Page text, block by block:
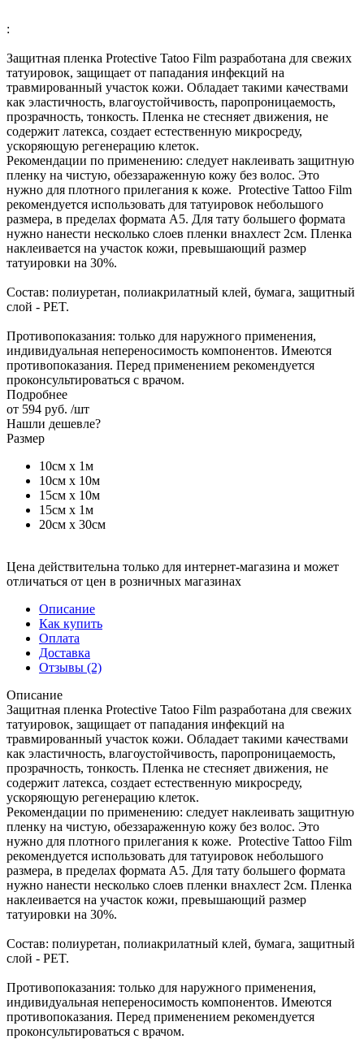
:
Защитная пленка Protective Tatoo Film разработана для свежих
татуировок, защищает от пападания инфекций на
травмированный участок кожи. Обладает такими качествами
как эластичность, влагоустойчивость, паропроницаемость,
прозрачность, тонкость. Пленка не стесняет движения, не
содержит латекса, создает естественную микросреду,
ускоряющую регенерацию клеток.
Рекомендации по применению: следует наклеивать защитную
пленку на чистую, обеззараженную кожу без волос. Это
нужно для плотного прилегания к коже. Protective Tattoo Film
рекомендуется использовать для татуировок небольшого
размера, в пределах формата А5. Для тату большего формата
нужно нанести несколько слоев пленки внахлест 2см. Пленка
наклеивается на участок кожи, превышающий размер
татуировки на 30%.
Состав: полиуретан, полиакрилатный клей, бумага, защитный
слой - PET.
Противопоказания: только для наружного применения,
индивидуальная непереносимость компонентов. Имеются
противопоказания. Перед применением рекомендуется
проконсультироваться с врачом.
Подробнее
от 594 руб. /шт
Нашли дешевле?
Размер
10см x 1м
10см x 10м
15см x 10м
15см x 1м
20см x 30см
Цена действительна только для интернет-магазина и может
отличаться от цен в розничных магазинах
Описание
Как купить
Оплата
Доставка
Отзывы (2)
Описание
Защитная пленка Protective Tatoo Film разработана для свежих
татуировок, защищает от пападания инфекций на
травмированный участок кожи. Обладает такими качествами
как эластичность, влагоустойчивость, паропроницаемость,
прозрачность, тонкость. Пленка не стесняет движения, не
содержит латекса, создает естественную микросреду,
ускоряющую регенерацию клеток.
Рекомендации по применению: следует наклеивать защитную
пленку на чистую, обеззараженную кожу без волос. Это
нужно для плотного прилегания к коже. Protective Tattoo Film
рекомендуется использовать для татуировок небольшого
размера, в пределах формата А5. Для тату большего формата
нужно нанести несколько слоев пленки внахлест 2см. Пленка
наклеивается на участок кожи, превышающий размер
татуировки на 30%.
Состав: полиуретан, полиакрилатный клей, бумага, защитный
слой - PET.
Противопоказания: только для наружного применения,
индивидуальная непереносимость компонентов. Имеются
противопоказания. Перед применением рекомендуется
проконсультироваться с врачом.